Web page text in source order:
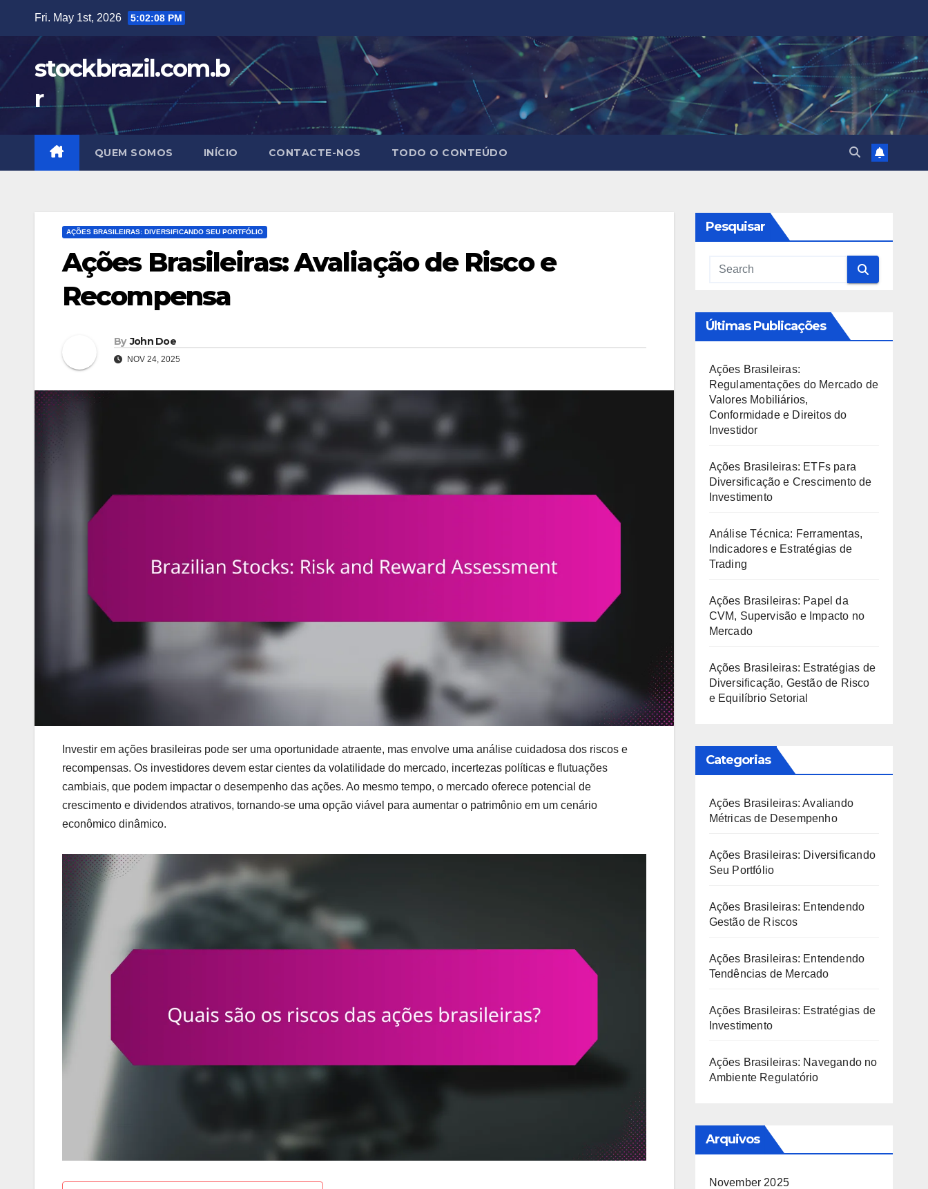
content
Fri. May 1st, 2026 5:02:09 PM
stockbrazil.com.b
r
QUEM SOMOS INÍCIO CONTACTE-NOS TODO O CONTEÚDO
AÇÕES BRASILEIRAS: DIVERSIFICANDO SEU PORTFÓLIO
Ações Brasileiras: Avaliação de Risco e
Recompensa
By John Doe
NOV 24, 2025
Investir em ações brasileiras pode ser uma oportunidade atraente, mas envolve uma análise cuidadosa dos riscos e
recompensas. Os investidores devem estar cientes da volatilidade do mercado, incertezas políticas e flutuações
cambiais, que podem impactar o desempenho das ações. Ao mesmo tempo, o mercado oferece potencial de
crescimento e dividendos atrativos, tornando-se uma opção viável para aumentar o patrimônio em um cenário
econômico dinâmico.
Pesquisar
Últimas Publicações
Ações Brasileiras:
Regulamentações do Mercado de
Valores Mobiliários,
Conformidade e Direitos do
Investidor
Ações Brasileiras: ETFs para
Diversificação e Crescimento de
Investimento
Análise Técnica: Ferramentas,
Indicadores e Estratégias de
Trading
Ações Brasileiras: Papel da
CVM, Supervisão e Impacto no
Mercado
Ações Brasileiras: Estratégias de
Diversificação, Gestão de Risco
e Equilíbrio Setorial
Categorias
Ações Brasileiras: Avaliando
Métricas de Desempenho
Ações Brasileiras: Diversificando
Seu Portfólio
Ações Brasileiras: Entendendo
Gestão de Riscos
Ações Brasileiras: Entendendo
Tendências de Mercado
Ações Brasileiras: Estratégias de
Investimento
Ações Brasileiras: Navegando no
Ambiente Regulatório
Arquivos
November 2025